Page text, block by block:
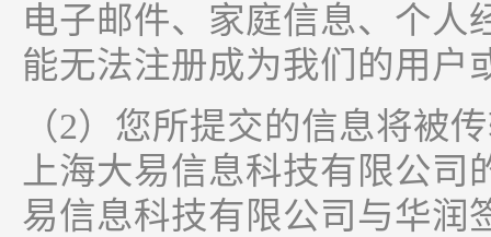
电子邮件、家庭信息、个人
能无法注册成为我们的用户
（2）您所提交的信息将被
上海大易信息科技有限公
易信息科技有限公司与华润